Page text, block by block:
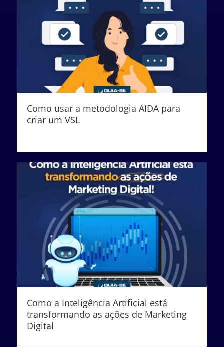
Como usar a metodologia AIDA para
criar um VSL
Como a Inteligência Artificial está
transformando as ações de Marketing
Digital